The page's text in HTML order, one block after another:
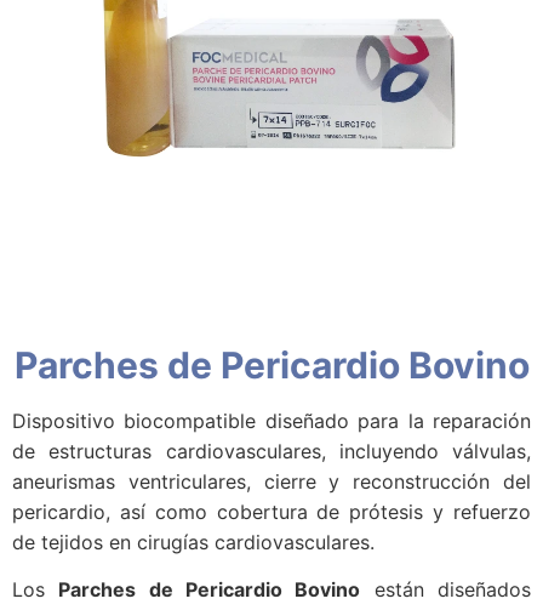
Parches de Pericardio Bovino
Dispositivo biocompatible diseñado para la reparación
de estructuras cardiovasculares, incluyendo válvulas,
aneurismas ventriculares, cierre y reconstrucción del
pericardio, así como cobertura de prótesis y refuerzo
de tejidos en cirugías cardiovasculares.
Los Parches de Pericardio Bovino están diseñados